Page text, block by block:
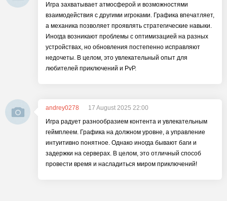
Игра захватывает атмосферой и возможностями
взаимодействия с другими игроками. Графика впечатляет,
а механика позволяет проявлять стратегические навыки.
Иногда возникают проблемы с оптимизацией на разных
устройствах, но обновления постепенно исправляют
недочеты. В целом, это увлекательный опыт для
любителей приключений и PvP.
andrey0278
17 August 2025 22:00
Игра радует разнообразием контента и увлекательным
геймплеем. Графика на должном уровне, а управление
интуитивно понятное. Однако иногда бывают баги и
задержки на серверах. В целом, это отличный способ
провести время и насладиться миром приключений!